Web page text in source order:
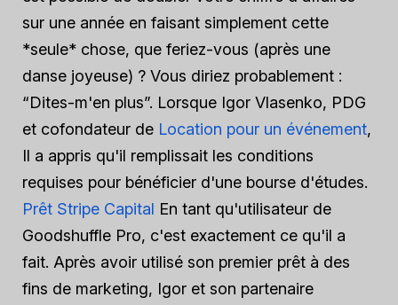
sur une année en faisant simplement cette
*seule* chose, que feriez-vous (après une
danse joyeuse) ? Vous diriez probablement :
“Dites-m'en plus”. Lorsque Igor Vlasenko, PDG
et cofondateur de Location pour un événement,
Il a appris qu'il remplissait les conditions
requises pour bénéficier d'une bourse d'études.
Prêt Stripe Capital En tant qu'utilisateur de
Goodshuffle Pro, c'est exactement ce qu'il a
fait. Après avoir utilisé son premier prêt à des
fins de marketing, Igor et son partenaire